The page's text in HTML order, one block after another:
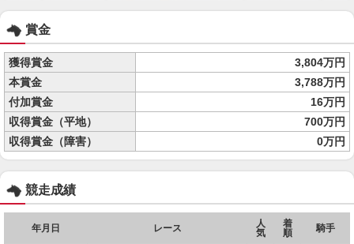
賞金
獲得賞金
3,804万円
本賞金
3,788万円
付加賞金
16万円
収得賞金（平地）
700万円
収得賞金（障害）
0万円
競走成績
年月日 レース
人
気
着
順
騎手